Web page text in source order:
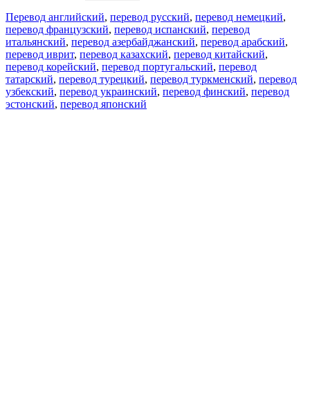
Перевод английский, перевод русский, перевод немецкий,
перевод французский, перевод испанский, перевод
итальянский, перевод азербайджанский, перевод арабский,
перевод иврит, перевод казахский, перевод китайский,
перевод корейский, перевод португальский, перевод
татарский, перевод турецкий, перевод туркменский, перевод
узбекский, перевод украинский, перевод финский, перевод
эстонский, перевод японский